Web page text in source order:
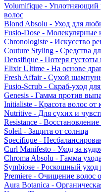
Volumifique - Уплотняющий
волос
Blond Absolu - Уход для
Fusio-Dose - Молекулярные
Chronologiste - Искусство
Couture Styling - Средства
Densifique - Потеря густоты
Elixir Ultime - На основе
Fresh Affair - Сухой
Fusio-Scrub - Скраб-уход
Genesis - Гамма против
Initialiste - Красота волос от
Nutritive - Для сухих и
Resistance - Восстановление
Soleil - Защита от солнца
Specifique -
Curl Manifesto - Уход за
Chroma Absolu - Гамма
Symbiose - Роскошный уход
Premiere - Очищение волос
Aura Botanica -